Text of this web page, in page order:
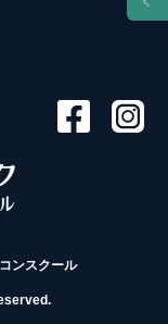
ンスクール